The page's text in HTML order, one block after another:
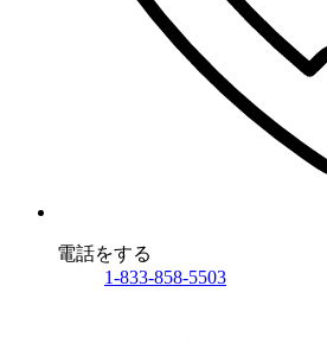
電話をする
1-833-858-5503